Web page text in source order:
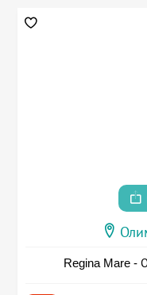
Regina Mare -